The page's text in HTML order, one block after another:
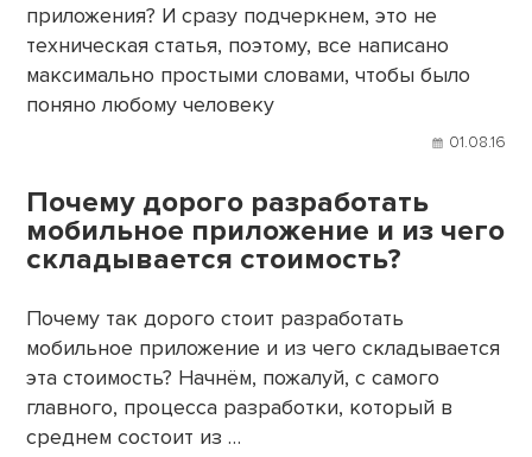
приложения? И сразу подчеркнем, это не
техническая статья, поэтому, все написано
максимально простыми словами, чтобы было
поняно любому человеку
01.08.16
Почему дорого разработать
мобильное приложение и из чего
складывается стоимость?
Почему так дорого стоит разработать
мобильное приложение и из чего складывается
эта стоимость? Начнём, пожалуй, с самого
главного, процесса разработки, который в
среднем состоит из …